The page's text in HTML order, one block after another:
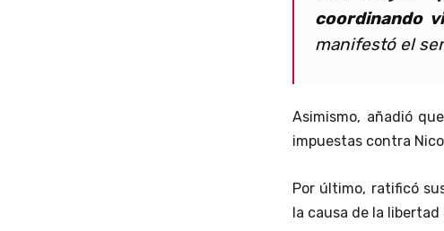
coordinando
manifestó el
Asimismo, añadió
impuestas contra
Por último, ratificó
la causa de la